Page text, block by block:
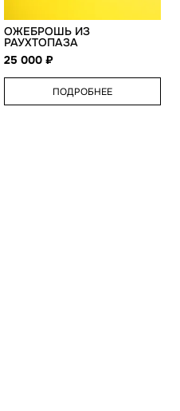
ОЖЕБРОШЬ ИЗ
РАУХТОПАЗА
25 000
ПОДРОБНЕЕ